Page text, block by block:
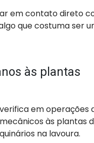
em contato direto
que costuma ser
às plantas
em
às plantas
na lavoura.